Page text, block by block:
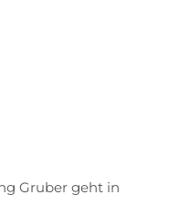
Gruber geht in